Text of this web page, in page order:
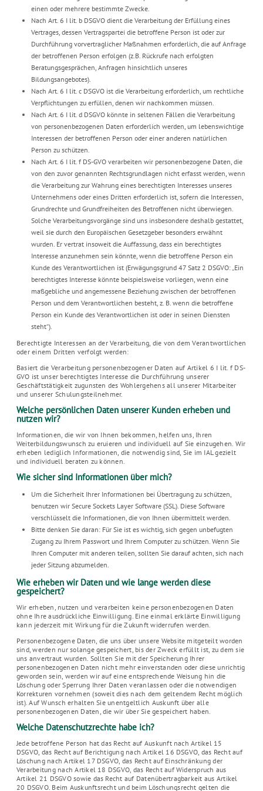
einen oder mehrere bestimmte Zwecke.
Nach Art. 6 I lit. b DSGVO dient die Verarbeitung der Erfüllung eines
Vertrages, dessen Vertragspartei die betroffene Person ist oder zur
Durchführung vorvertraglicher Maßnahmen erforderlich, die auf Anfrage
der betroffenen Person erfolgen (z.B. Rückrufe nach erfolgten
Beratungsgesprächen, Anfragen hinsichtlich unseres
Bildungsangebotes).
Nach Art. 6 I lit. c DSGVO ist die Verarbeitung erforderlich, um rechtliche
Verpflichtungen zu erfüllen, denen wir nachkommen müssen.
Nach Art. 6 I lit. d DSGVO könnte in seltenen Fällen die Verarbeitung
von personenbezogenen Daten erforderlich werden, um lebenswichtige
Interessen der betroffenen Person oder einer anderen natürlichen
Person zu schützen.
Nach Art. 6 I lit. f DS-GVO verarbeiten wir personenbezogene Daten, die
von den zuvor genannten Rechtsgrundlagen nicht erfasst werden, wenn
die Verarbeitung zur Wahrung eines berechtigten Interesses unseres
Unternehmens oder eines Dritten erforderlich ist, sofern die Interessen,
Grundrechte und Grundfreiheiten des Betroffenen nicht überwiegen.
Solche Verarbeitungsvorgänge sind uns insbesondere deshalb gestattet,
weil sie durch den Europäischen Gesetzgeber besonders erwähnt
wurden. Er vertrat insoweit die Auffassung, dass ein berechtigtes
Interesse anzunehmen sein könnte, wenn die betroffene Person ein
Kunde des Verantwortlichen ist (Erwägungsgrund 47 Satz 2 DSGVO: „Ein
berechtigtes Interesse könnte beispielsweise vorliegen, wenn eine
maßgebliche und angemessene Beziehung zwischen der betroffenen
Person und dem Verantwortlichen besteht, z. B. wenn die betroffene
Person ein Kunde des Verantwortlichen ist oder in seinen Diensten
steht“).
Berechtigte Interessen an der Verarbeitung, die von dem Verantwortlichen
oder einem Dritten verfolgt werden:
Basiert die Verarbeitung personenbezogener Daten auf Artikel 6 I lit. f DS-
GVO ist unser berechtigtes Interesse die Durchführung unserer
Geschäftstätigkeit zugunsten des Wohlergehens all unserer Mitarbeiter
und unserer Schulungsteilnehmer.
Welche persönlichen Daten unserer Kunden erheben und
nutzen wir?
Informationen, die wir von Ihnen bekommen, helfen uns, Ihren
Weiterbildungswunsch zu eruieren und individuell auf Sie einzugehen. Wir
erheben lediglich Informationen, die notwendig sind, Sie im IAL gezielt
und individuell beraten zu können.
Wie sicher sind Informationen über mich?
Um die Sicherheit Ihrer Informationen bei Übertragung zu schützen,
benutzen wir Secure Sockets Layer Software (SSL). Diese Software
verschlüsselt die Informationen, die von Ihnen übermittelt werden.
Bitte denken Sie daran: Für Sie ist es wichtig, sich gegen unbefugten
Zugang zu Ihrem Passwort und Ihrem Computer zu schützen. Wenn Sie
Ihren Computer mit anderen teilen, sollten Sie darauf achten, sich nach
jeder Sitzung abzumelden.
Wie erheben wir Daten und wie lange werden diese
gespeichert?
Wir erheben, nutzen und verarbeiten keine personenbezogenen Daten
ohne Ihre ausdrückliche Einwilligung. Eine einmal erklärte Einwilligung
kann jederzeit mit Wirkung für die Zukunft widerrufen werden.
Personenbezogene Daten, die uns über unsere Website mitgeteilt worden
sind, werden nur solange gespeichert, bis der Zweck erfüllt ist, zu dem sie
uns anvertraut wurden. Sollten Sie mit der Speicherung Ihrer
personenbezogenen Daten nicht mehr einverstanden oder diese unrichtig
geworden sein, werden wir auf eine entsprechende Weisung hin die
Löschung oder Sperrung Ihrer Daten veranlassen oder die notwendigen
Korrekturen vornehmen (soweit dies nach dem geltendem Recht möglich
ist). Auf Wunsch erhalten Sie unentgeltlich Auskunft über alle
personenbezogenen Daten, die wir über Sie gespeichert haben.
Welche Datenschutzrechte habe ich?
Jede betroffene Person hat das Recht auf Auskunft nach Artikel 15
DSGVO, das Recht auf Berichtigung nach Artikel 16 DSGVO, das Recht auf
Löschung nach Artikel 17 DSGVO, das Recht auf Einschränkung der
Verarbeitung nach Artikel 18 DSGVO, das Recht auf Widerspruch aus
Artikel 21 DSGVO sowie das Recht auf Datenübertragbarkeit aus Artikel
20 DSGVO. Beim Auskunftsrecht und beim Löschungsrecht gelten die